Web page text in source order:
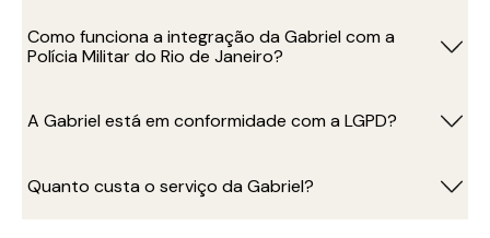
Como funciona a integração da Gabriel com a
Polícia Militar do Rio de Janeiro?
A Gabriel está em conformidade com a LGPD?
Quanto custa o serviço da Gabriel?